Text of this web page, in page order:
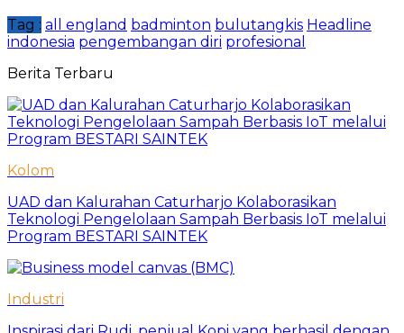
Tag : all england badminton bulutangkis Headline
indonesia pengembangan diri profesional
Berita Terbaru
Kolom
UAD dan Kalurahan Caturharjo Kolaborasikan
Teknologi Pengelolaan Sampah Berbasis IoT melalui
Program BESTARI SAINTEK
Industri